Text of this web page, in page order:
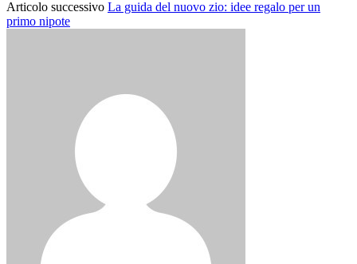
Articolo successivo La guida del nuovo zio: idee regalo per un
primo nipote